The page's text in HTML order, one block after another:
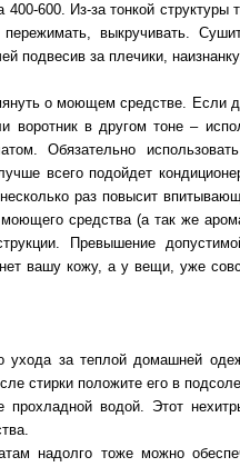
600. Из-за тонкой
пережимать, выкручивать.
подвесив за плечики,
о моющем средстве. Если
воротник в другом тоне –
Обязательно
всего подойдет
раз повысит
средства (а так же
Превышение
вашу кожу, а у вещи, уже
ухода за теплой домашней
стирки положите его в
прохладной водой. Этот
надолго тоже можно